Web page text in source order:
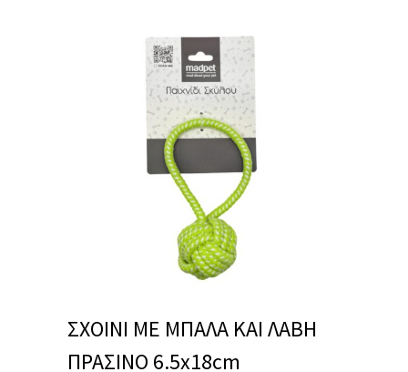
ΣΧΟΙΝΙ ΜΕ ΜΠΑΛΑ ΚΑΙ ΛΑΒΗ
ΠΡΑΣΙΝΟ 6.5x18cm